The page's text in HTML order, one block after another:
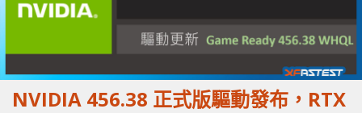
NVIDIA 456.38 正式版驅動發布，RTX